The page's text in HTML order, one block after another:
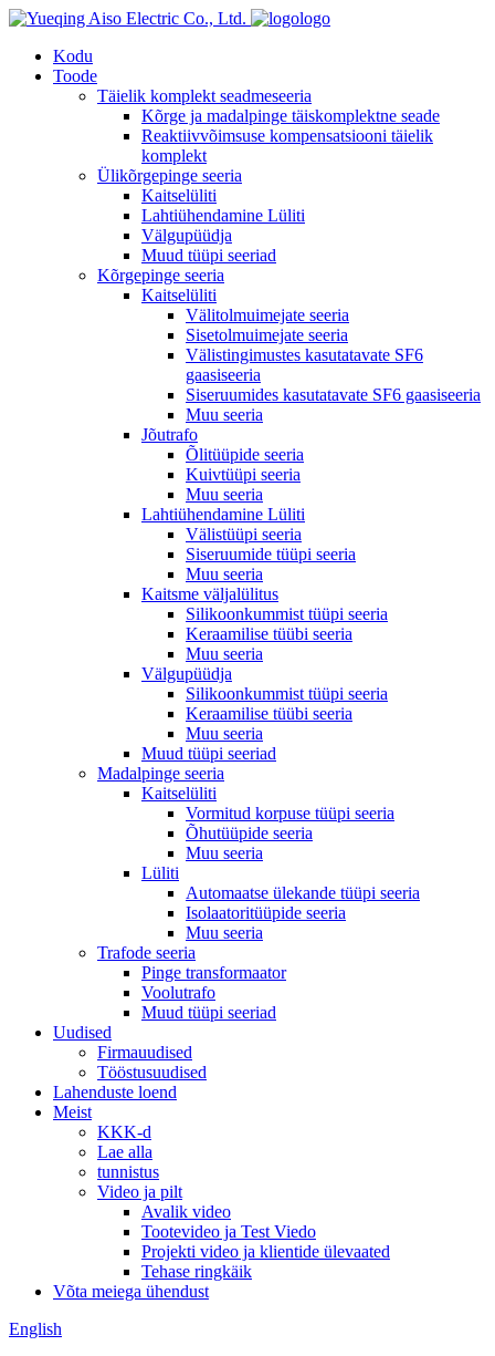
logo
Kodu
Toode
Täielik komplekt seadmeseeria
Kõrge ja madalpinge täiskomplektne seade
Reaktiivvõimsuse kompensatsiooni täielik
komplekt
Ülikõrgepinge seeria
Kaitselüliti
Lahtiühendamine Lüliti
Välgupüüdja
Muud tüüpi seeriad
Kõrgepinge seeria
Kaitselüliti
Välitolmuimejate seeria
Sisetolmuimejate seeria
Välistingimustes kasutatavate SF6
gaasiseeria
Siseruumides kasutatavate SF6 gaasiseeria
Muu seeria
Jõutrafo
Õlitüüpide seeria
Kuivtüüpi seeria
Muu seeria
Lahtiühendamine Lüliti
Välistüüpi seeria
Siseruumide tüüpi seeria
Muu seeria
Kaitsme väljalülitus
Silikoonkummist tüüpi seeria
Keraamilise tüübi seeria
Muu seeria
Välgupüüdja
Silikoonkummist tüüpi seeria
Keraamilise tüübi seeria
Muu seeria
Muud tüüpi seeriad
Madalpinge seeria
Kaitselüliti
Vormitud korpuse tüüpi seeria
Õhutüüpide seeria
Muu seeria
Lüliti
Automaatse ülekande tüüpi seeria
Isolaatoritüüpide seeria
Muu seeria
Trafode seeria
Pinge transformaator
Voolutrafo
Muud tüüpi seeriad
Uudised
Firmauudised
Tööstusuudised
Lahenduste loend
Meist
KKK-d
Lae alla
tunnistus
Video ja pilt
Avalik video
Tootevideo ja Test Viedo
Projekti video ja klientide ülevaated
Tehase ringkäik
Võta meiega ühendust
English